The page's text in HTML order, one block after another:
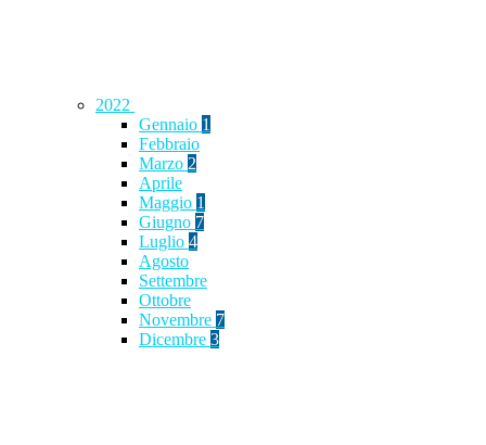
2022
Gennaio 1
Febbraio
Marzo 2
Aprile
Maggio 1
Giugno 7
Luglio 4
Agosto
Settembre
Ottobre
Novembre 7
Dicembre 3